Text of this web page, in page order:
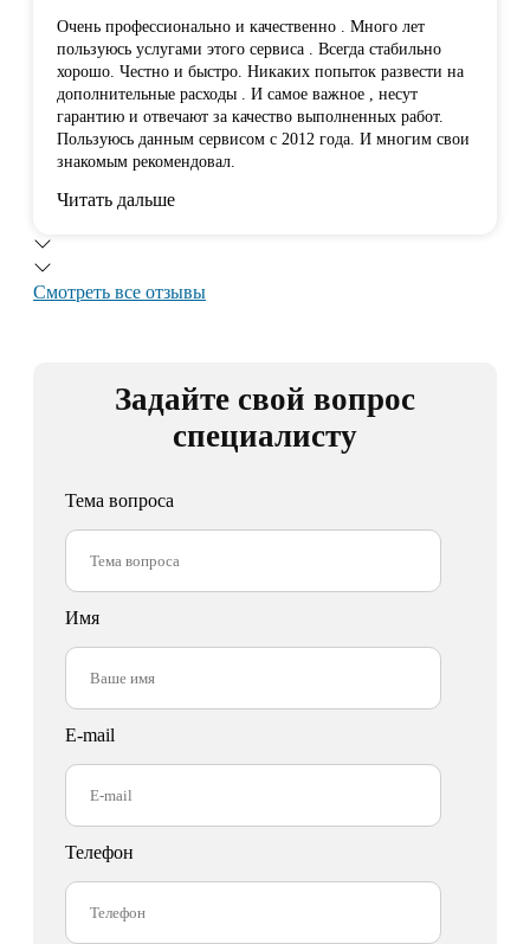
Очень профессионально и качественно . Много лет
пользуюсь услугами этого сервиса . Всегда стабильно
хорошо. Честно и быстро. Никаких попыток развести на
дополнительные расходы . И самое важное , несут
гарантию и отвечают за качество выполненных работ.
Пользуюсь данным сервисом с 2012 года. И многим свои
знакомым рекомендовал.
Читать дальше
Смотреть все отзывы
Задайте свой вопрос
специалисту
Тема вопроса
Имя
E-mail
Телефон